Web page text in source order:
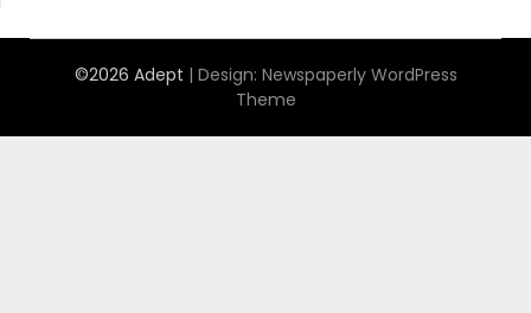
©2026 Adept | Design: Newspaperly WordPress
Theme